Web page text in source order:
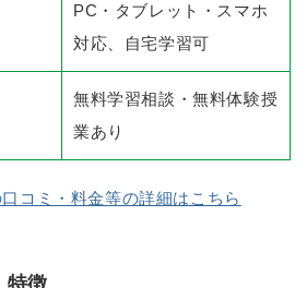
PC・タブレット・スマホ
対応、自宅学習可
無料学習相談・無料体験授
業あり
口コミ・料金等の詳細はこちら
特徴